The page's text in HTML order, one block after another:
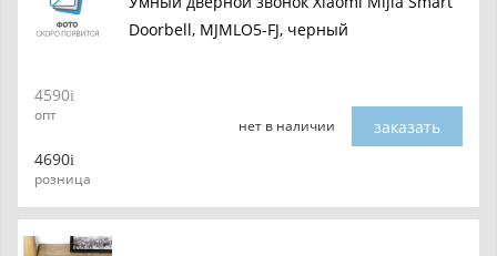
Doorbell, MJMLO5-FJ, черный
4590
опт
4690
розница
нет в наличии заказать